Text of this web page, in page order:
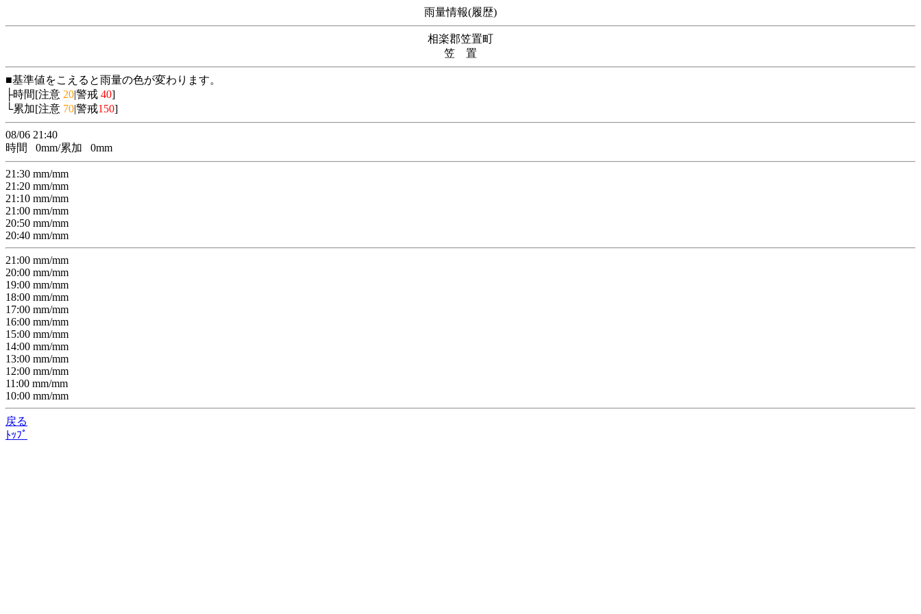
雨量情報(履歴)
相楽郡笠置町
笠 置
■基準値をこえると雨量の色が変わります。
├時間[注意 20|警戒 40]
└累加[注意 70|警戒150]
08/06 21:40
時間
0mm/累加 0mm
21:30 mm/mm
21:20 mm/mm
21:10 mm/mm
21:00 mm/mm
20:50 mm/mm
20:40 mm/mm
21:00 mm/mm
20:00 mm/mm
19:00 mm/mm
18:00 mm/mm
17:00 mm/mm
16:00 mm/mm
15:00 mm/mm
14:00 mm/mm
13:00 mm/mm
12:00 mm/mm
11:00 mm/mm
10:00 mm/mm
戻る
ﾄｯﾌﾟ